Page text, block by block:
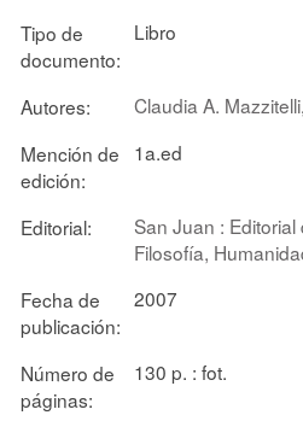
Tipo de
documento:
Libro
Autores: Claudia A. Mazzitelli
Mención de
edición:
1a.ed
Editorial:
San Juan :
Filosofía,
Fecha de
publicación:
2007
Número de
páginas:
130 p. : fot.